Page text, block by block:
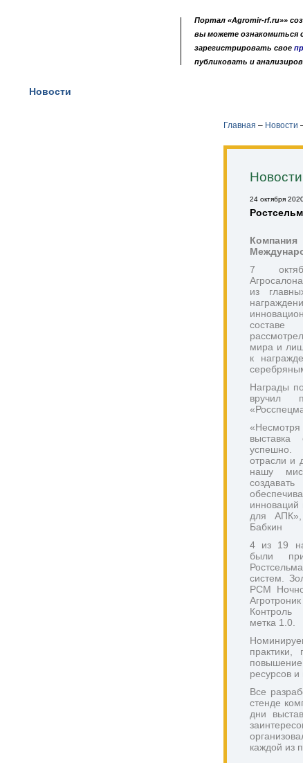
Портал «Agromir-rf.ru»»
вы можете ознакомиться
зарегистрировать свое
публиковать и
Новости
Главная – Новости
Новости
24 октября
7
из
мира и
к
Награды
вручил
отрасли и
нашу
для АПК»,
Бабкин
4 из 19
были
систем.
РСМ
метка 1.0.
практики,
ресурсов
Все
стенде
дни
каждой из